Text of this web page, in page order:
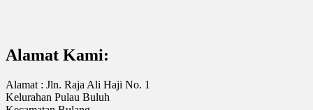
Alamat Kami:
Alamat : Jln. Raja Ali Haji No. 1
Kelurahan Pulau Buluh